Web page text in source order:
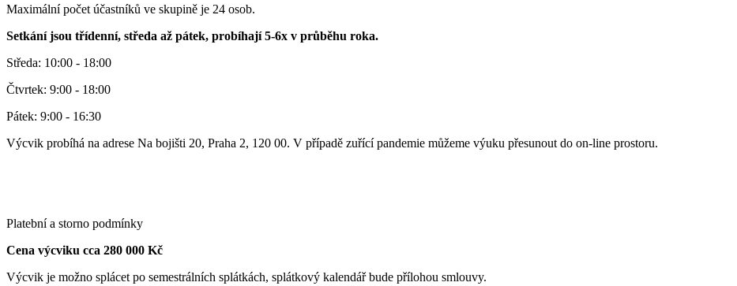
Maximální počet účastníků ve skupině je 24 osob.
Setkání jsou třídenní, středa až pátek, probíhají 5-6x v průběhu roka.
Středa: 10:00 - 18:00
Čtvrtek: 9:00 - 18:00
Pátek: 9:00 - 16:30
Výcvik probíhá na adrese Na bojišti 20, Praha 2, 120 00. V případě zuřící pandemie můžeme výuku přesunout do on-line prostoru.
Platební a storno podmínky
Cena výcviku cca 280 000 Kč
Výcvik je možno splácet po semestrálních splátkách, splátkový kalendář bude přílohou smlouvy.